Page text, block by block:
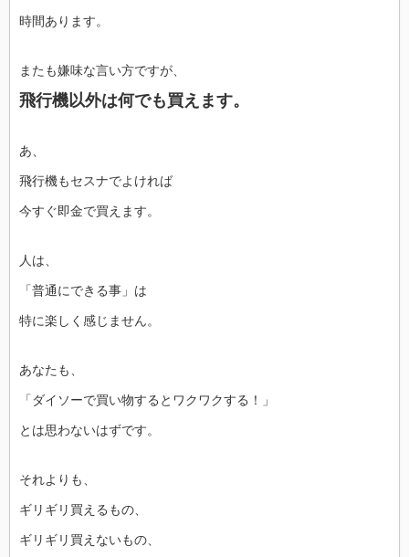
時間あります。
またも嫌味な言い方ですが、
飛行機以外は何でも買えます。
あ、
飛行機もセスナでよければ
今すぐ即金で買えます。
人は、
「普通にできる事」は
特に楽しく感じません。
あなたも、
「ダイソーで買い物するとワクワクする！」
とは思わないはずです。
それよりも、
ギリギリ買えるもの、
ギリギリ買えないもの、